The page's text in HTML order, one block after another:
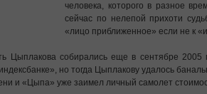
человека, которого в разное
сейчас по нелепой прихоти
«лицо приближенное» если не к
Цыплакова собирались еще в сентябре
но тогда Цыплакову удалось
и «Цыпа» уже заимел личный самолет